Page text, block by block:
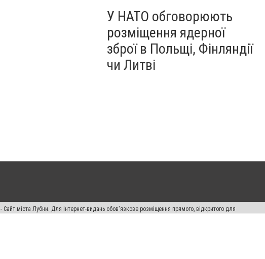
У НАТО обговорюють
розміщення ядерної
зброї в Польщі, Фінляндії
чи Литві
міста Лубни. Для інтернет-видань обов'язкове розміщення прямого, відкритого для